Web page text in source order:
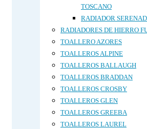
TOSCANO
RADIADOR
RADIADORES DE HIERRO
TOALLERO AZORES
TOALLEROS ALPINE
TOALLEROS BALLAUGH
TOALLEROS BRADDAN
TOALLEROS CROSBY
TOALLEROS GLEN
TOALLEROS GREEBA
TOALLEROS LAUREL